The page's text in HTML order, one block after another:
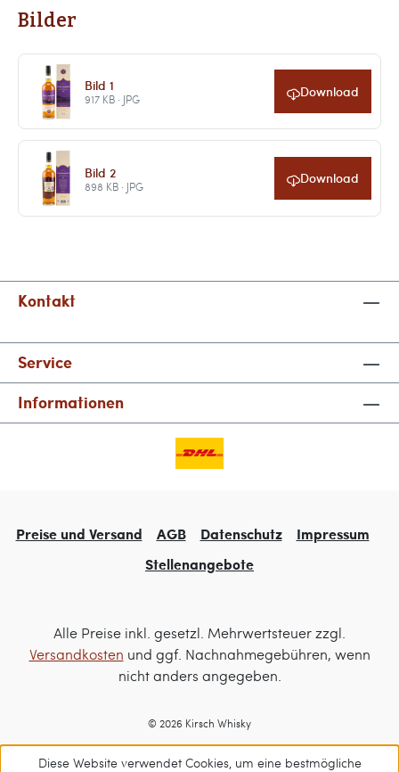
Bilder
Bild 1
917 KB · JPG Download
Bild 2
898 KB · JPG Download
Kontakt
Service
Informationen
Preise und Versand AGB Datenschutz
Impressum
Stellenangebote
Alle Preise inkl. gesetzl. Mehrwertsteuer zzgl.
Versandkosten und ggf. Nachnahmegebühren, wenn
nicht anders angegeben.
© 2026 Kirsch Whisky
Diese Website verwendet Cookies, um eine bestmögliche